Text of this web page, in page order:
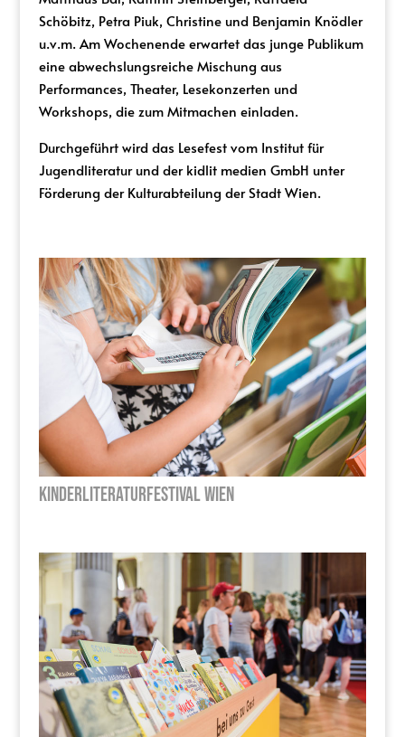
Schöbitz, Petra Piuk, Christine und Benjamin Knödler
u.v.m. Am Wochenende erwartet das junge Publikum
eine abwechslungsreiche Mischung aus
Performances, Theater, Lesekonzerten und
Workshops, die zum Mitmachen einladen.
Durchgeführt wird das Lesefest vom Institut für
Jugendliteratur und der kidlit medien GmbH unter
Förderung der Kulturabteilung der Stadt Wien.
Kinderliteraturfestival Wien